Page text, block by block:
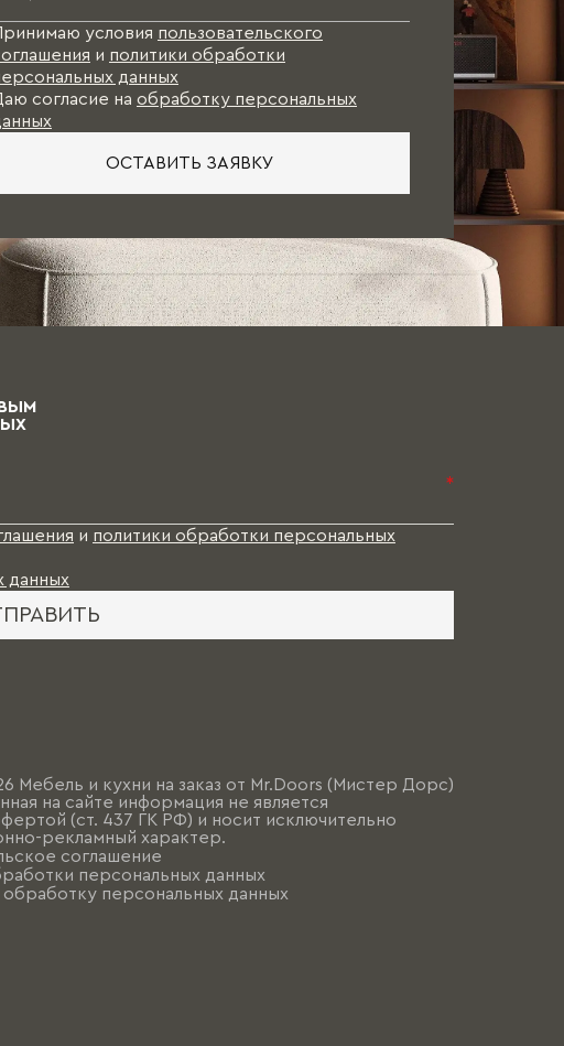
условия пользовательского
и политики обработки
данных
согласие на обработку персональных
ОСТАВИТЬ ЗАЯВКУ
*
и политики обработки персональных
данных
Мебель и кухни на заказ от Mr.Doors (Мистер Дорс)
на сайте информация не является
(ст. 437 ГК РФ) и носит исключительно
рекламный характер.
соглашение
персональных данных
обработку персональных данных